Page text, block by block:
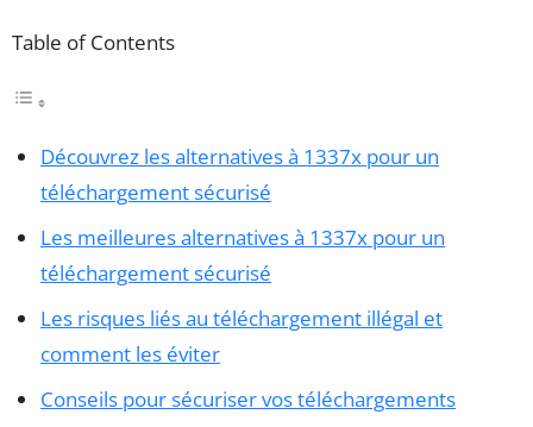
Table of Contents
Découvrez les alternatives à 1337x pour un
téléchargement sécurisé
Les meilleures alternatives à 1337x pour un
téléchargement sécurisé
Les risques liés au téléchargement illégal et
comment les éviter
Conseils pour sécuriser vos téléchargements